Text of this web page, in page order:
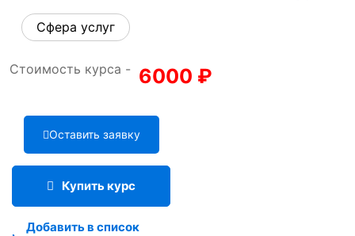
Сфера услуг
Стоимость курса - 6000 ₽
Оставить заявку
Купить курс
Добавить в список